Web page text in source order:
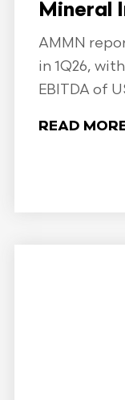
Mineral
AMMN
in 1Q26,
EBITDA of
READ